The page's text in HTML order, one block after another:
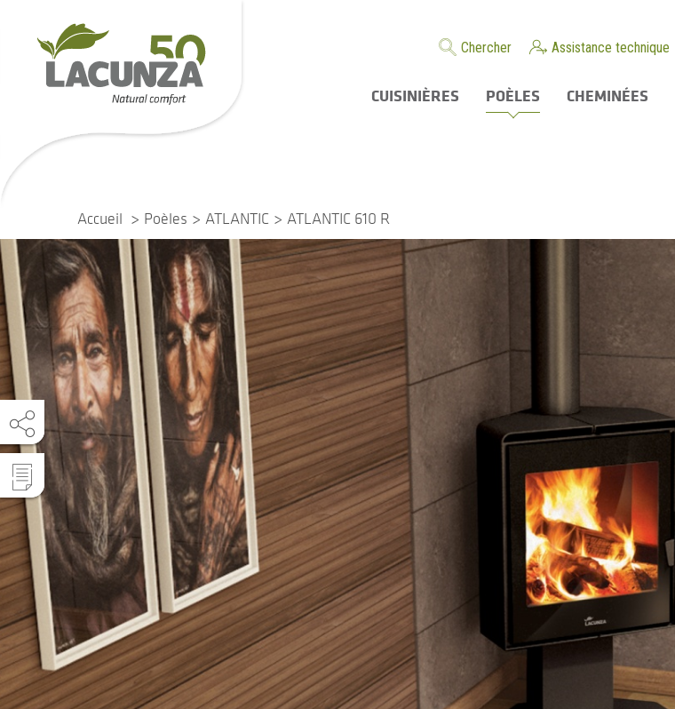
Chercher Assistance technique
CUISINIÈRES POÈLES CHEMINÉES
Accueil Poèles ATLANTIC ATLANTIC 610 R